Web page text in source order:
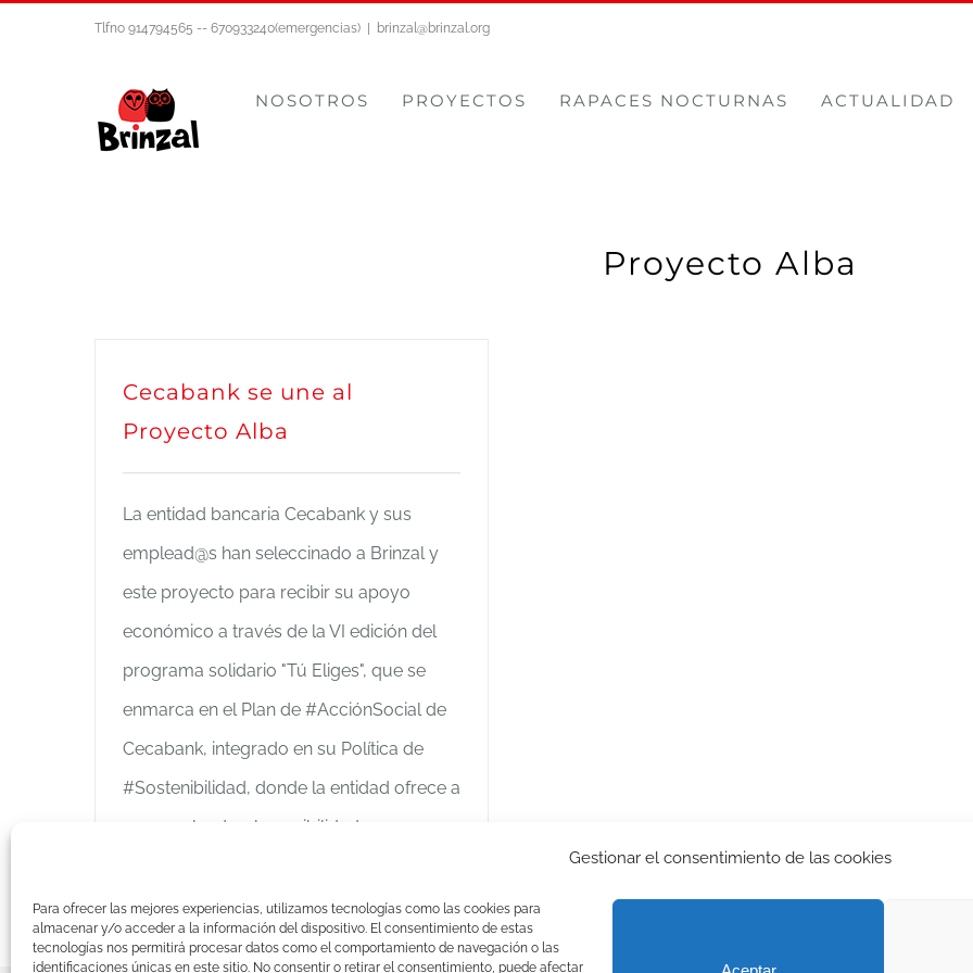
Gestionar el consentimiento de las cookies
Para ofrecer las mejores experiencias, utilizamos tecnologías como las cookies para
almacenar y/o acceder a la información del dispositivo. El consentimiento de estas
tecnologías nos permitirá procesar datos como el comportamiento de navegación o las
identificaciones únicas en este sitio. No consentir o retirar el consentimiento, puede afectar
Tlfno 914794565 -- 670933240(emergencias) brinzal@brinzal.org
NOSOTROS PROYECTOS RAPACES NOCTURNAS ACTUALIDAD
Proyecto Alba
Cecabank se une al
Proyecto Alba
La entidad bancaria Cecabank y sus
emplead@s han seleccinado a Brinzal y
este proyecto para recibir su apoyo
económico a través de la VI edición del
programa solidario "Tú Eliges", que se
enmarca en el Plan de #AcciónSocial de
Cecabank, integrado en su Política de
#Sostenibilidad, donde la entidad ofrece a
sus emplead@s la posibilidad